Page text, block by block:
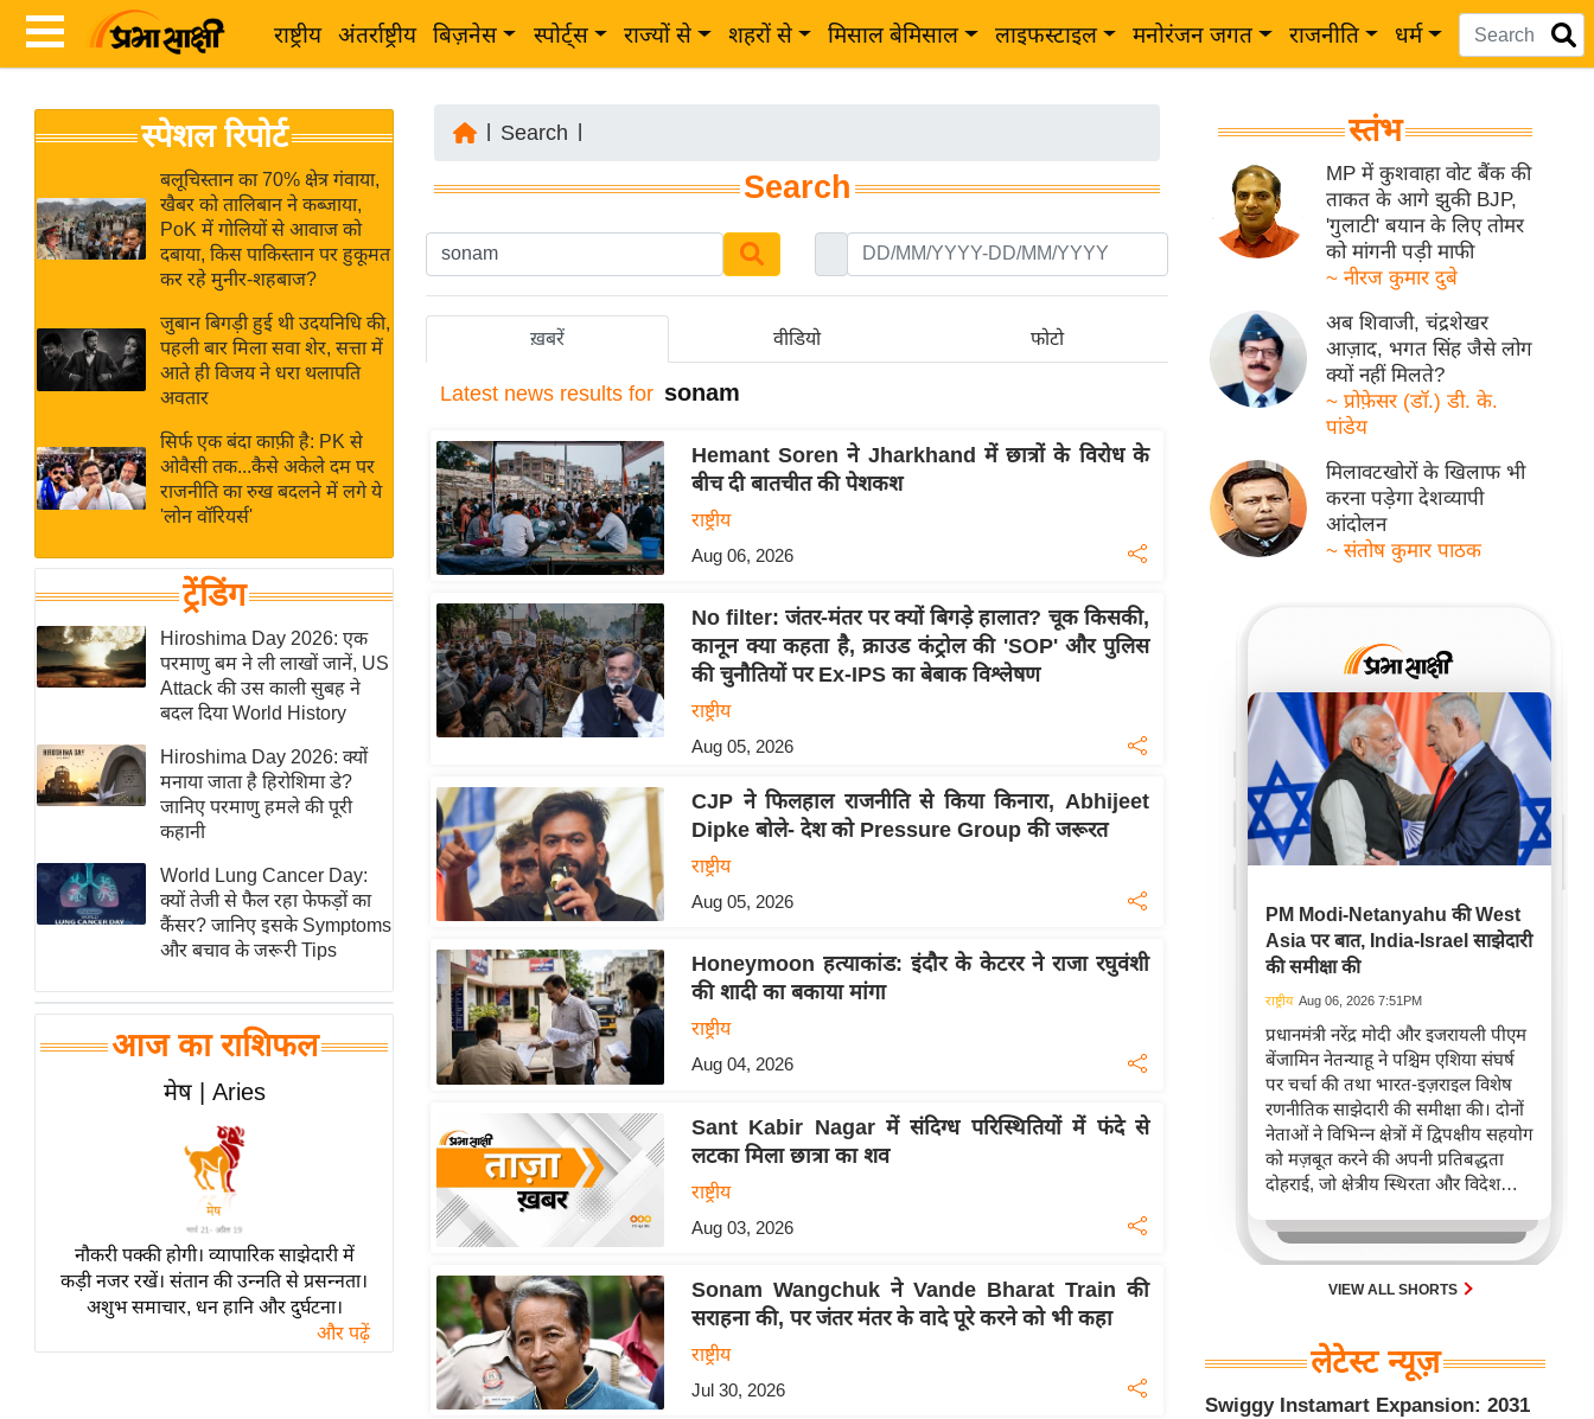
राष्ट्रीय अंतर्राष्ट्रीय बिज़नेस स्पोर्ट्स राज्यों से शहरों से मिसाल बेमिसाल लाइफस्टाइल मनोरंजन जगत राजनीति धर्म
News
Hindi
Hindi
Live
News in
Hindi
News
Hindi
Videos
ब
र
अंतर्राष्ट्रीय
बिज़नेस
उद्योग
विशेषज्ञ
राय
खेल
क्रिकेट
IPL
2026
ई-पेपर
मिसाल बेमिसाल
शख्सियत
यंग इंडिया
साहित्य जगत
ऑटो वर्ल्ड
मनोरंजन जगत
बॉलीवुड
हॉलीवुड
Breaking
लाइफस्टाइल
टेक्नॉलॉजी
ब्यूटी/फैशन
स्पेशल रिपोर्ट
बलूचिस्तान का 70% क्षेत्र गंवाया,
खैबर को तालिबान ने कब्जाया,
PoK में गोलियों से आवाज को
दबाया, किस पाकिस्तान पर हुकूमत
कर रहे मुनीर-शहबाज?
जुबान बिगड़ी हुई थी उदयनिधि की,
पहली बार मिला सवा शेर, सत्ता में
आते ही विजय ने धरा थलापति
अवतार
सिर्फ एक बंदा काफ़ी है: PK से
ओवैसी तक...कैसे अकेले दम पर
राजनीति का रुख बदलने में लगे ये
'लोन वॉरियर्स'
ट्रेंडिंग
Hiroshima Day 2026: एक
परमाणु बम ने ली लाखों जानें, US
Attack की उस काली सुबह ने
बदल दिया World History
Hiroshima Day 2026: क्यों
मनाया जाता है हिरोशिमा डे?
जानिए परमाणु हमले की पूरी
कहानी
World Lung Cancer Day:
क्यों तेजी से फैल रहा फेफड़ों का
कैंसर? जानिए इसके Symptoms
और बचाव के जरूरी Tips
आज का राशिफल
मेष | Aries
नौकरी पक्की होगी। व्यापारिक साझेदारी में
कड़ी नजर रखें। संतान की उन्नति से प्रसन्नता।
अशुभ समाचार, धन हानि और दुर्घटना।
और पढ़ें
Search
Search
ख़बरें वीडियो फोटो
Latest news results for sonam
Hemant Soren ने Jharkhand में छात्रों के विरोध के
बीच दी बातचीत की पेशकश
राष्ट्रीय
Aug 06, 2026
No filter: जंतर-मंतर पर क्यों बिगड़े हालात? चूक किसकी,
कानून क्या कहता है, क्राउड कंट्रोल की 'SOP' और पुलिस
की चुनौतियों पर Ex-IPS का बेबाक विश्लेषण
राष्ट्रीय
Aug 05, 2026
CJP ने फिलहाल राजनीति से किया किनारा, Abhijeet
Dipke बोले- देश को Pressure Group की जरूरत
राष्ट्रीय
Aug 05, 2026
Honeymoon हत्याकांड: इंदौर के केटरर ने राजा रघुवंशी
की शादी का बकाया मांगा
राष्ट्रीय
Aug 04, 2026
Sant Kabir Nagar में संदिग्ध परिस्थितियों में फंदे से
लटका मिला छात्रा का शव
राष्ट्रीय
Aug 03, 2026
Sonam Wangchuk ने Vande Bharat Train की
सराहना की, पर जंतर मंतर के वादे पूरे करने को भी कहा
राष्ट्रीय
Jul 30, 2026
स्तंभ
MP में कुशवाहा वोट बैंक की
ताकत के आगे झुकी BJP,
'गुलाटी' बयान के लिए तोमर
को मांगनी पड़ी माफी
~ नीरज कुमार दुबे
अब शिवाजी, चंद्रशेखर
आज़ाद, भगत सिंह जैसे लोग
क्यों नहीं मिलते?
~ प्रोफ़ेसर (डॉ.) डी. के.
पांडेय
मिलावटखोरों के खिलाफ भी
करना पड़ेगा देशव्यापी
आंदोलन
~ संतोष कुमार पाठक
PM Modi-Netanyahu की West
Asia पर बात, India-Israel साझेदारी
की समीक्षा की
राष्ट्रीय Aug 06, 2026 7:51PM
प्रधानमंत्री नरेंद्र मोदी और इजरायली पीएम
बेंजामिन नेतन्याहू ने पश्चिम एशिया संघर्ष
पर चर्चा की तथा भारत-इज़राइल विशेष
रणनीतिक साझेदारी की समीक्षा की। दोनों
नेताओं ने विभिन्न क्षेत्रों में द्विपक्षीय सहयोग
को मज़बूत करने की अपनी प्रतिबद्धता
दोहराई, जो क्षेत्रीय स्थिरता और विदेश
करता है।
VIEW ALL SHORTS
लेटेस्ट न्यूज़
Swiggy Instamart Expansion: 2031